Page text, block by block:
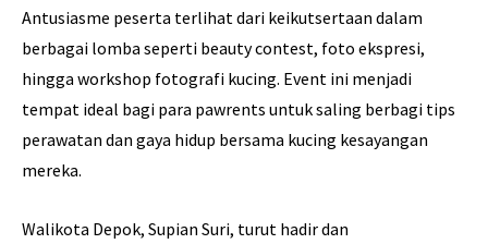
Antusiasme peserta terlihat dari keikutsertaan dalam
berbagai lomba seperti beauty contest, foto ekspresi,
hingga workshop fotografi kucing. Event ini menjadi
tempat ideal bagi para pawrents untuk saling berbagi tips
perawatan dan gaya hidup bersama kucing kesayangan
mereka.
Walikota Depok, Supian Suri, turut hadir dan